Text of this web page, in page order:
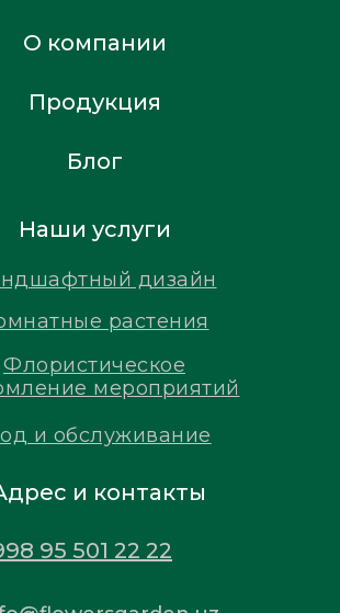
и контакты
и обслуживание
Флористическое
мероприятий
растения
Наши услуги
Продукция
Блог
О компании
дизайн
95 501 22 22